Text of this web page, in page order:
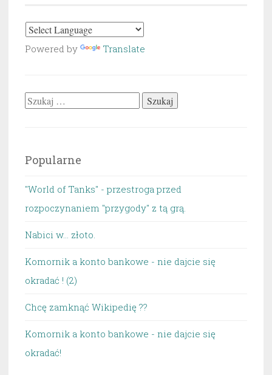
Powered by Translate
Szukaj:
Popularne
"World of Tanks" - przestroga przed
rozpoczynaniem "przygody" z tą grą.
Nabici w... złoto.
Komornik a konto bankowe - nie dajcie się
okradać ! (2)
Chcę zamknąć Wikipedię ??
Komornik a konto bankowe - nie dajcie się
okradać!